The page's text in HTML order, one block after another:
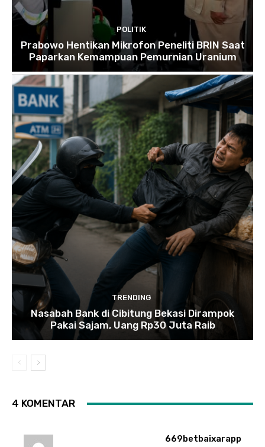
POLITIK
Prabowo Hentikan Mikrofon Peneliti BRIN Saat
Paparkan Kemampuan Pemurnian Uranium
TRENDING
Nasabah Bank di Cibitung Bekasi Dirampok
Pakai Sajam, Uang Rp30 Juta Raib
4 KOMENTAR
669betbaixarapp